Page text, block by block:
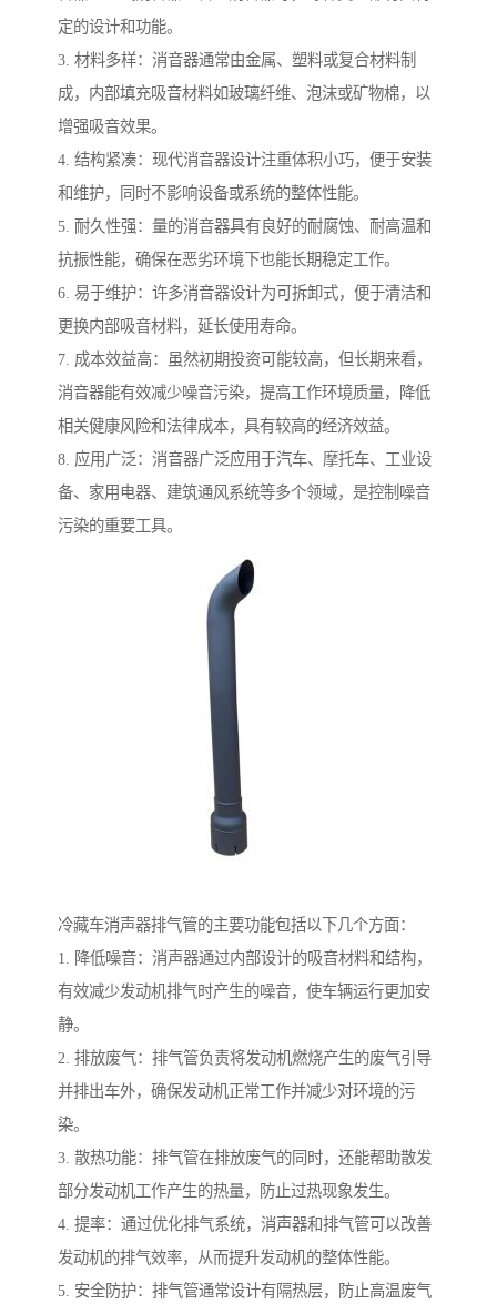
定的设计和功能。
3. 材料多样：消音器通常由金属、塑料或复合材料制
成，内部填充吸音材料如玻璃纤维、泡沫或矿物棉，以
增强吸音效果。
4. 结构紧凑：现代消音器设计注重体积小巧，便于安装
和维护，同时不影响设备或系统的整体性能。
5. 耐久性强：量的消音器具有良好的耐腐蚀、耐高温和
抗振性能，确保在恶劣环境下也能长期稳定工作。
6. 易于维护：许多消音器设计为可拆卸式，便于清洁和
更换内部吸音材料，延长使用寿命。
7. 成本效益高：虽然初期投资可能较高，但长期来看，
消音器能有效减少噪音污染，提高工作环境质量，降低
相关健康风险和法律成本，具有较高的经济效益。
8. 应用广泛：消音器广泛应用于汽车、摩托车、工业设
备、家用电器、建筑通风系统等多个领域，是控制噪音
污染的重要工具。
冷藏车消声器排气管的主要功能包括以下几个方面：
1. 降低噪音：消声器通过内部设计的吸音材料和结构，
有效减少发动机排气时产生的噪音，使车辆运行更加安
静。
2. 排放废气：排气管负责将发动机燃烧产生的废气引导
并排出车外，确保发动机正常工作并减少对环境的污
染。
3. 散热功能：排气管在排放废气的同时，还能帮助散发
部分发动机工作产生的热量，防止过热现象发生。
4. 提率：通过优化排气系统，消声器和排气管可以改善
发动机的排气效率，从而提升发动机的整体性能。
5. 安全防护：排气管通常设计有隔热层，防止高温废气